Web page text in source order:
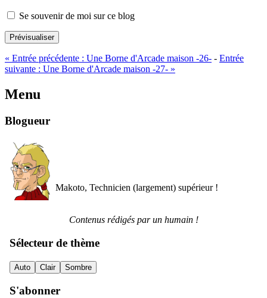
Se souvenir de moi sur ce blog
Prévisualiser
« Entrée précédente : Une Borne d'Arcade maison -26- - Entrée
suivante : Une Borne d'Arcade maison -27- »
Menu
Blogueur
Makoto, Technicien (largement) supérieur !
Contenus rédigés par un humain !
Sélecteur de thème
Auto Clair Sombre
S'abonner